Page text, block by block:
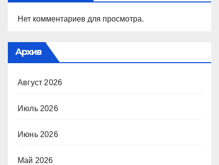
Нет комментариев для просмотра.
Архив
Август 2026
Июль 2026
Июнь 2026
Май 2026